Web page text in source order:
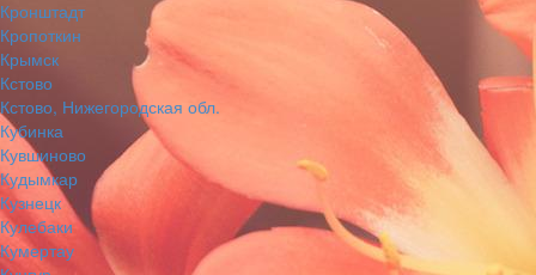
Кронштадт
Кропоткин
Крымск
Кстово
Кстово, Нижегородская обл.
Кубинка
Кувшиново
Кудымкар
Кузнецк
Кулебаки
Кумертау